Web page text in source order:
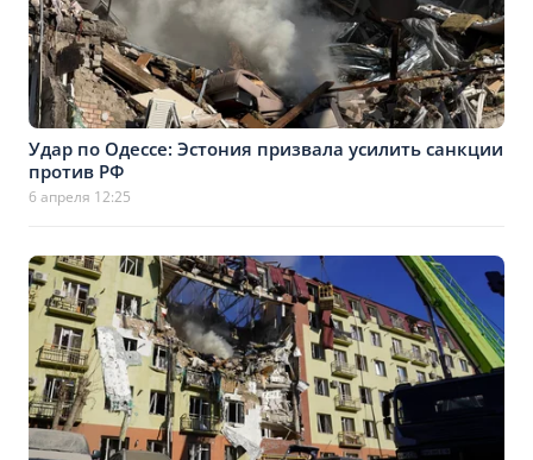
Удар по Одессе: Эстония призвала усилить санкции
против РФ
6 апреля 12:25